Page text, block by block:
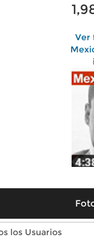
Ver
Fotos